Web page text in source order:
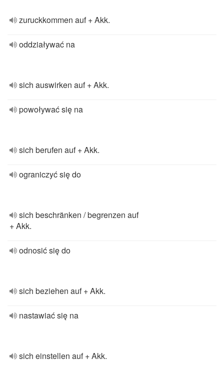
zuruckkommen auf + Akk.
oddziaływać na
sich auswirken auf + Akk.
powoływać się na
sich berufen auf + Akk.
ograniczyć się do
sich beschränken / begrenzen auf
+ Akk.
odnosić się do
sich beziehen auf + Akk.
nastawiać się na
sich einstellen auf + Akk.